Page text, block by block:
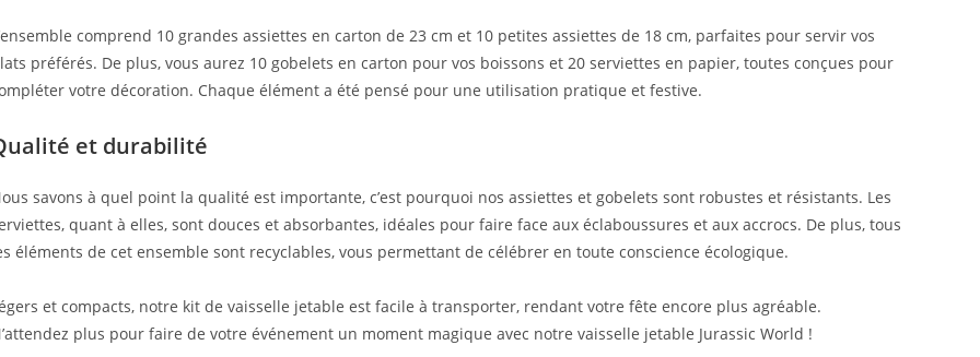
comprend 10 grandes assiettes en carton de 23 cm et 10 petites assiettes de 18 cm, parfaites pour servir vos
préférés. De plus, vous aurez 10 gobelets en carton pour vos boissons et 20 serviettes en papier, toutes conçues pour
votre décoration. Chaque élément a été pensé pour une utilisation pratique et festive.
et durabilité
savons à quel point la qualité est importante, c’est pourquoi nos assiettes et gobelets sont robustes et résistants. Les
quant à elles, sont douces et absorbantes, idéales pour faire face aux éclaboussures et aux accrocs. De plus, tous
éléments de cet ensemble sont recyclables, vous permettant de célébrer en toute conscience écologique.
et compacts, notre kit de vaisselle jetable est facile à transporter, rendant votre fête encore plus agréable.
plus pour faire de votre événement un moment magique avec notre vaisselle jetable Jurassic World !